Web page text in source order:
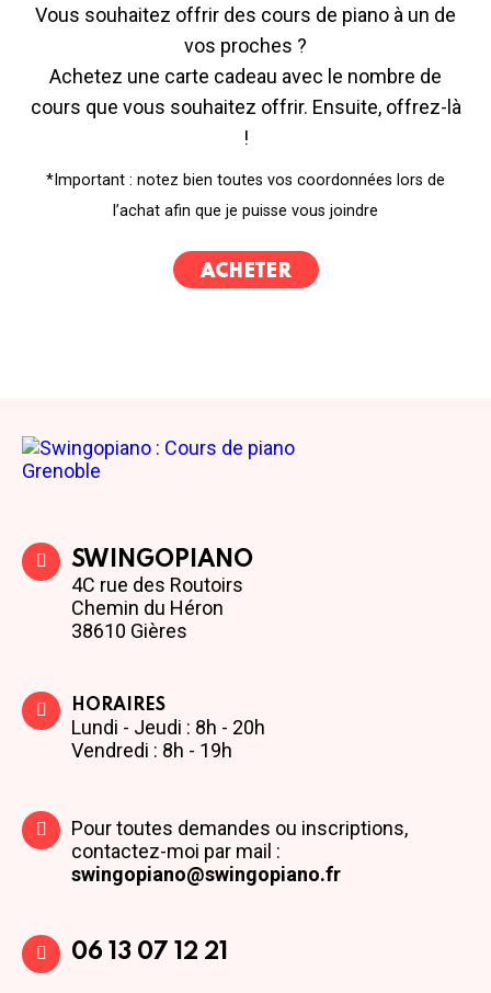
Vous souhaitez offrir des cours de piano à un de
vos proches ?
Achetez une carte cadeau avec le nombre de
cours que vous souhaitez offrir. Ensuite, offrez-là
!
*Important : notez bien toutes vos coordonnées lors de
l’achat afin que je puisse vous joindre
ACHETER
SWINGOPIANO
4C rue des Routoirs
Chemin du Héron
38610 Gières
HORAIRES
Lundi - Jeudi : 8h - 20h
Vendredi : 8h - 19h
Pour toutes demandes ou inscriptions,
contactez-moi par mail :
swingopiano@swingopiano.fr
06 13 07 12 21